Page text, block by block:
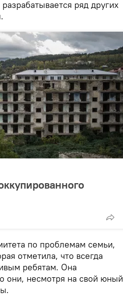
ряд других
по проблемам семьи,
отметила, что всегда
ребятам. Она
они, несмотря на свой юный